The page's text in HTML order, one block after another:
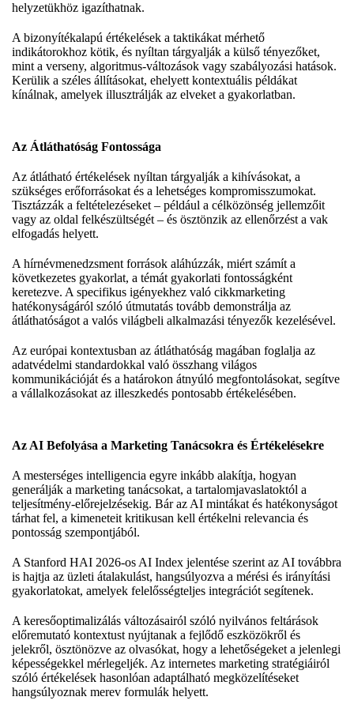
helyzetükhöz igazíthatnak.
A bizonyítékalapú értékelések a taktikákat mérhető
indikátorokhoz kötik, és nyíltan tárgyalják a külső tényezőket,
mint a verseny, algoritmus-változások vagy szabályozási hatások.
Kerülik a széles állításokat, ehelyett kontextuális példákat
kínálnak, amelyek illusztrálják az elveket a gyakorlatban.
Az Átláthatóság Fontossága
Az átlátható értékelések nyíltan tárgyalják a kihívásokat, a
szükséges erőforrásokat és a lehetséges kompromisszumokat.
Tisztázzák a feltételezéseket – például a célközönség jellemzőit
vagy az oldal felkészültségét – és ösztönzik az ellenőrzést a vak
elfogadás helyett.
A hírnévmenedzsment források aláhúzzák, miért számít a
következetes gyakorlat, a témát gyakorlati fontosságként
keretezve. A specifikus igényekhez való cikkmarketing
hatékonyságáról szóló útmutatás tovább demonstrálja az
átláthatóságot a valós világbeli alkalmazási tényezők kezelésével.
Az európai kontextusban az átláthatóság magában foglalja az
adatvédelmi standardokkal való összhang világos
kommunikációját és a határokon átnyúló megfontolásokat, segítve
a vállalkozásokat az illeszkedés pontosabb értékelésében.
Az AI Befolyása a Marketing Tanácsokra és Értékelésekre
A mesterséges intelligencia egyre inkább alakítja, hogyan
generálják a marketing tanácsokat, a tartalomjavaslatoktól a
teljesítmény-előrejelzésekig. Bár az AI mintákat és hatékonyságot
tárhat fel, a kimeneteit kritikusan kell értékelni relevancia és
pontosság szempontjából.
A Stanford HAI 2026-os AI Index jelentése szerint az AI továbbra
is hajtja az üzleti átalakulást, hangsúlyozva a mérési és irányítási
gyakorlatokat, amelyek felelősségteljes integrációt segítenek.
A keresőoptimalizálás változásairól szóló nyilvános feltárások
előremutató kontextust nyújtanak a fejlődő eszközökről és
jelekről, ösztönözve az olvasókat, hogy a lehetőségeket a jelenlegi
képességekkel mérlegeljék. Az internetes marketing stratégiáiról
szóló értékelések hasonlóan adaptálható megközelítéseket
hangsúlyoznak merev formulák helyett.